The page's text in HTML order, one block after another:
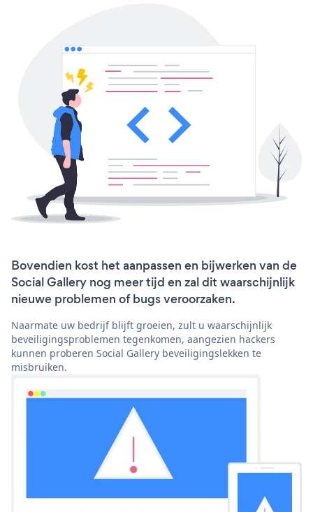
Bovendien kost het aanpassen en bijwerken van de
Social Gallery nog meer tijd en zal dit waarschijnlijk
nieuwe problemen of bugs veroorzaken.
Naarmate uw bedrijf blijft groeien, zult u waarschijnlijk
beveiligingsproblemen tegenkomen, aangezien hackers
kunnen proberen Social Gallery beveiligingslekken te
misbruiken.